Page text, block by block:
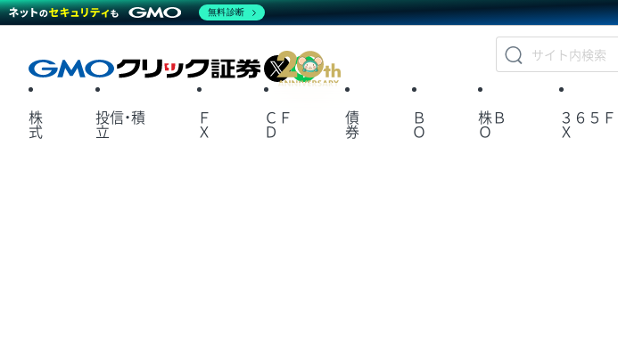
X
株
式
投信・積
立
Ｆ
Ｘ
ＣＦ
Ｄ
債
券
Ｂ
Ｏ
株Ｂ
Ｏ
３６５Ｆ
Ｘ
無料診断